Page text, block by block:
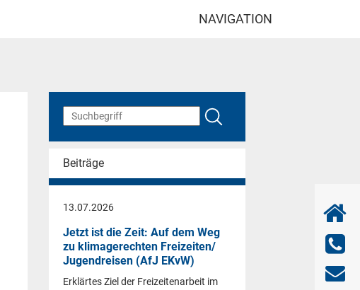
NAVIGATION
Beiträge
13.07.2026
Jetzt ist die Zeit: Auf dem Weg
zu klimagerechten Freizeiten/
Jugendreisen (AfJ EKvW)
Erklärtes Ziel der Freizeitenarbeit im